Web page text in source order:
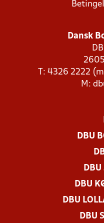
Dansk
T: 4326 2222
M:
DBU
DBU
DBU
DBU